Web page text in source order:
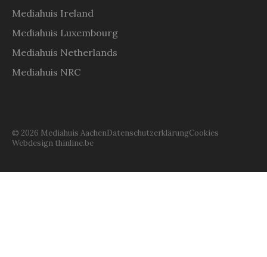
Mediahuis Ireland
Mediahuis Luxembourg
Mediahuis Netherlands
Mediahuis NRC
© 2026 Mediahuis AachenDatenschutzerklärungCookies
Webdesign thinline.be